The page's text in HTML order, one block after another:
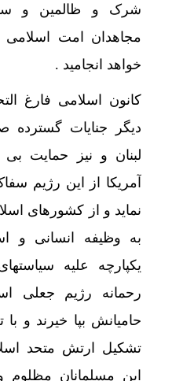
شرک و ظالمین و
مجاهدان امت اسلامی
خواهد انجامید .
کانون اسلامی فارغ
دیگر جنایات گسترده
لبنان و نیز حمایت
آمریکا از این رژیم
نماید و از کشورهای
به وظیفه انسانی و
یکپارچه علیه
رحمانه رژیم جعلی
حامیانش بپا خیرند و
تشکیل ارتش متحد
این مسلمانان